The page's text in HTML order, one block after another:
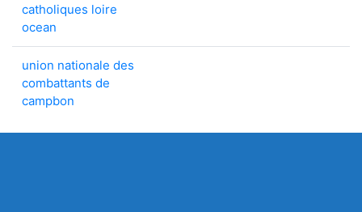
catholiques loire
ocean
union nationale des
combattants de
campbon